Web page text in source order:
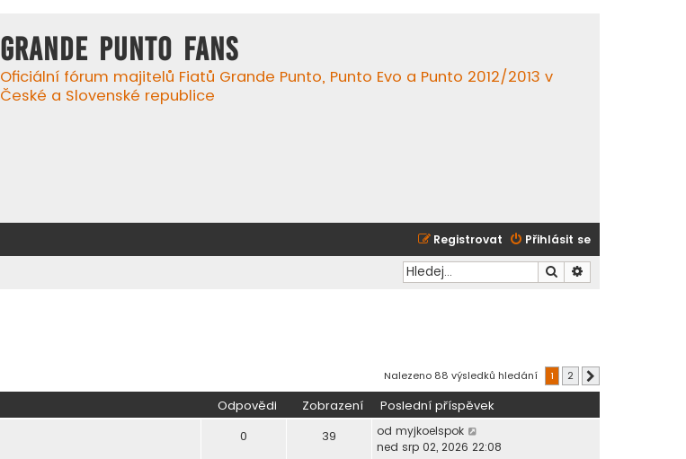
GRANDE PUNTO FANS
Oficiální fórum majitelů Fiatů Grande Punto, Punto Evo a Punto 2012/2013 v
České a Slovenské republice
Přihlásit se
Registrovat
Hledat
Nalezeno 88 výsledků hledání 1 2
Odpovědi Zobrazení Poslední příspěvek
0 39 od myjkoelspok
ned srp 02, 2026 22:08